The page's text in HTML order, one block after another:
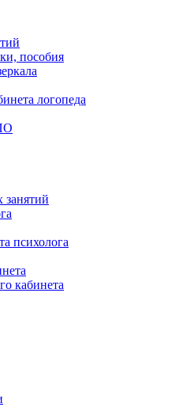
пособия
логопеда
занятий
психолога
кабинета